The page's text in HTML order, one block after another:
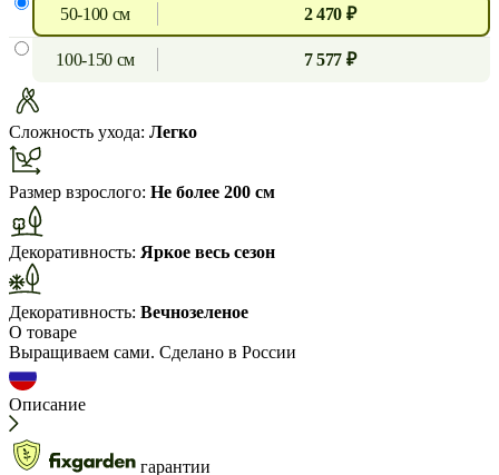
50-100 см
2 470 ₽
100-150 см 7 577 ₽
Сложность ухода: Легко
Размер взрослого: Не более 200 см
Декоративность: Яркое весь сезон
Декоративность: Вечнозеленое
О товаре
Выращиваем сами. Сделано в России
Описание
гарантии